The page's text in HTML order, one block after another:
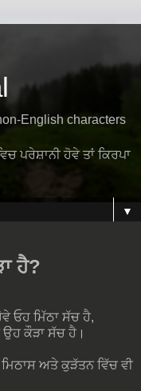
English characters
ਪਰੇਸ਼ਾਨੀ ਹੋਵੇ ਤਾਂ ਕਿਰਪਾ
▼
ਹੈ?
ਓਹ ਮਿੱਠਾ ਸੱਚ ਹੈ,
ਉਹ ਕੌੜਾ ਸੱਚ ਹੈ।
ਅਤੇ ਕੁੜੱਤਨ ਵਿੱਚ ਵੀ